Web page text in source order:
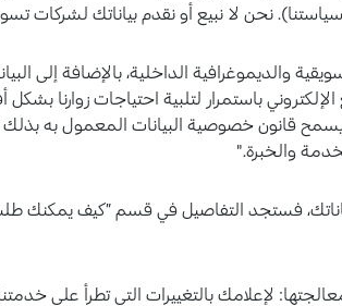
نحن لا نبيع أو نقدم بياناتك لشركات
والديموغرافية الداخلية، بالإضافة إلى
باستمرار لتلبية احتياجات زوارنا
قانون خصوصية البيانات المعمول به
والخبرة."
فستجد التفاصيل في قسم ”كيف
لإعلامك بالتغييرات التي تطرأ على